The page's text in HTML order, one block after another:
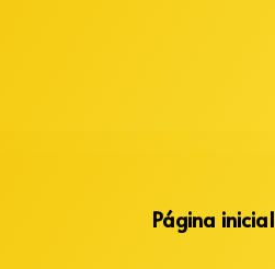
Página inicial